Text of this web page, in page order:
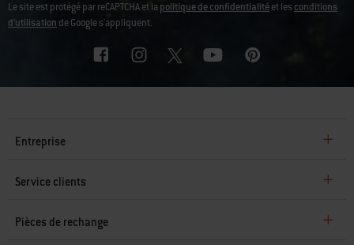
Le site est protégé par reCAPTCHA et la politique de confidentialitéet les conditions
d'utilisation de Google s'appliquent.
Entreprise
Service clients
Pièces de rechange